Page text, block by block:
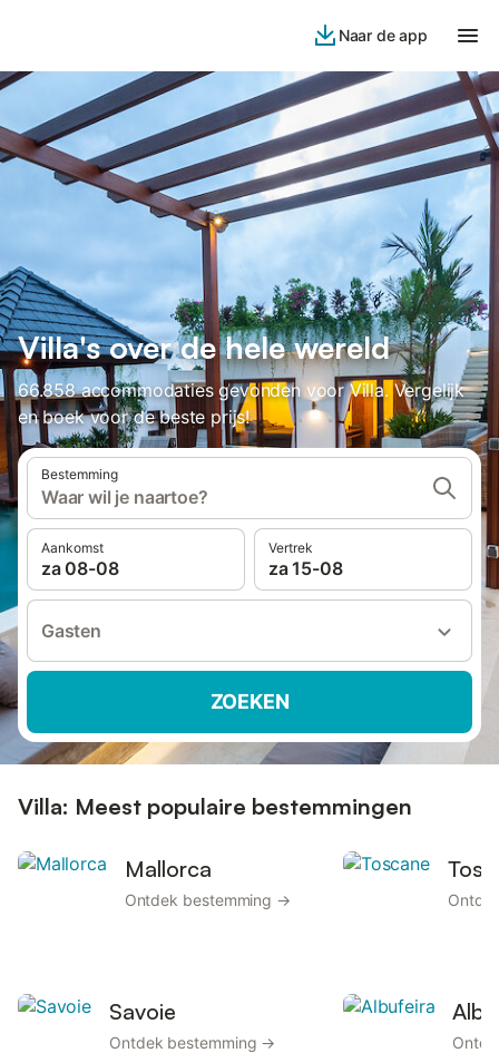
Naar de app
Villa's over de hele wereld
66.858 accommodaties gevonden voor Villa. Vergelijk
en boek voor de beste prijs!
Bestemming
Waar wil je naartoe?
Aankomst
za 08-08
Vertrek
za 15-08
Gasten
ZOEKEN
Villa: Meest populaire bestemmingen
Mallorca
Ontdek bestemming →
Savoie
Ontdek bestemming →